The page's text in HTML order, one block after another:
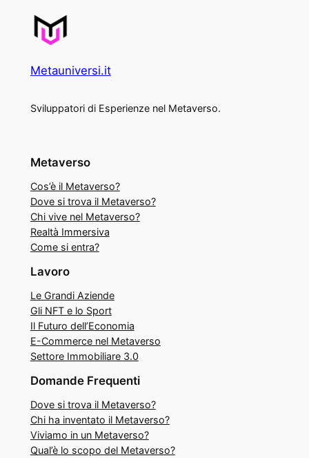
Metauniversi.it
Sviluppatori di Esperienze nel Metaverso.
Metaverso
Cos’è il Metaverso?
Dove si trova il Metaverso?
Chi vive nel Metaverso?
Realtà Immersiva
Come si entra?
Lavoro
Le Grandi Aziende
Gli NFT e lo Sport
Il Futuro dell’Economia
E-Commerce nel Metaverso
Settore Immobiliare 3.0
Domande Frequenti
Dove si trova il Metaverso?
Chi ha inventato il Metaverso?
Viviamo in un Metaverso?
Qual’è lo scopo del Metaverso?